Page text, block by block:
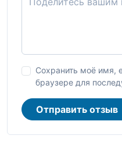
Сохранить моё имя,
браузере для
Отправить отзыв